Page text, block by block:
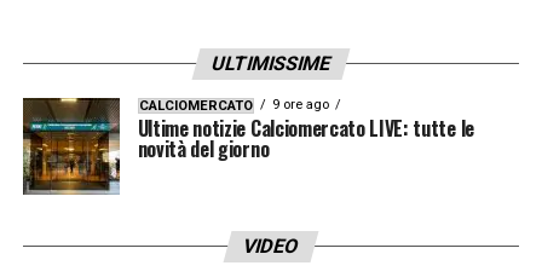
ULTIMISSIME
CALCIOMERCATO 9 ore ago
Ultime notizie Calciomercato LIVE: tutte le
novità del giorno
VIDEO